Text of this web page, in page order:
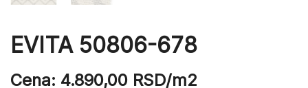
EVITA 50806-678
Cena: 4.890,00 RSD/m2